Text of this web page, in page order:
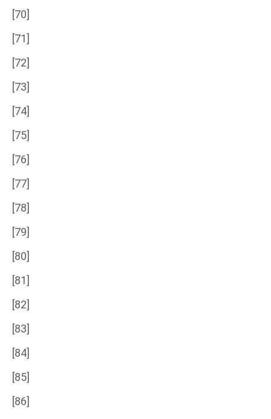
[70]
[71]
[72]
[73]
[74]
[75]
[76]
[77]
[78]
[79]
[80]
[81]
[82]
[83]
[84]
[85]
[86]